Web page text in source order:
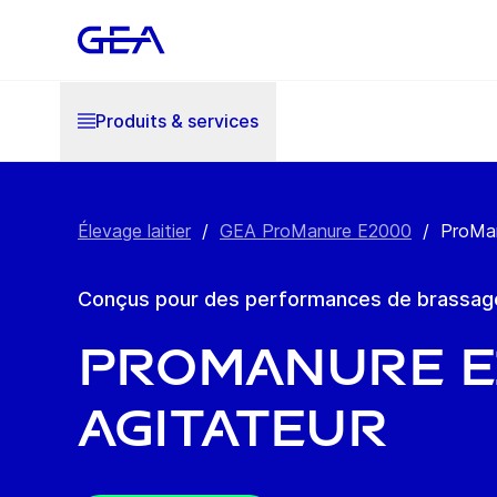
Produits & services
Élevage laitier / GEA ProManure E2000 /
Conçus pour des performances de
ProManure
Agitateur